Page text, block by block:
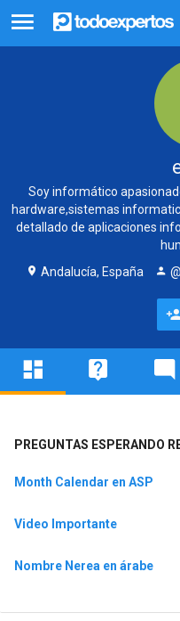
Soy informático
hardware,sistemas
detallado de aplicaciones
Andalucía, España
PREGUNTAS ESPERANDO
Month Calendar en ASP
Video Importante
Nombre Nerea en árabe